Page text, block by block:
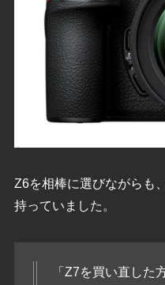
Z6を相棒に選びながらも
持っていました。
「Z7を買い直した